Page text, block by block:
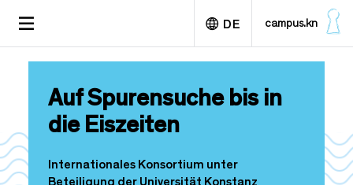
m
n
TOGGLE
DE campus.kn
Auf Spurensuche bis in
die Eiszeiten
Internationales Konsortium unter
Beteiligung der Universität Konstanz